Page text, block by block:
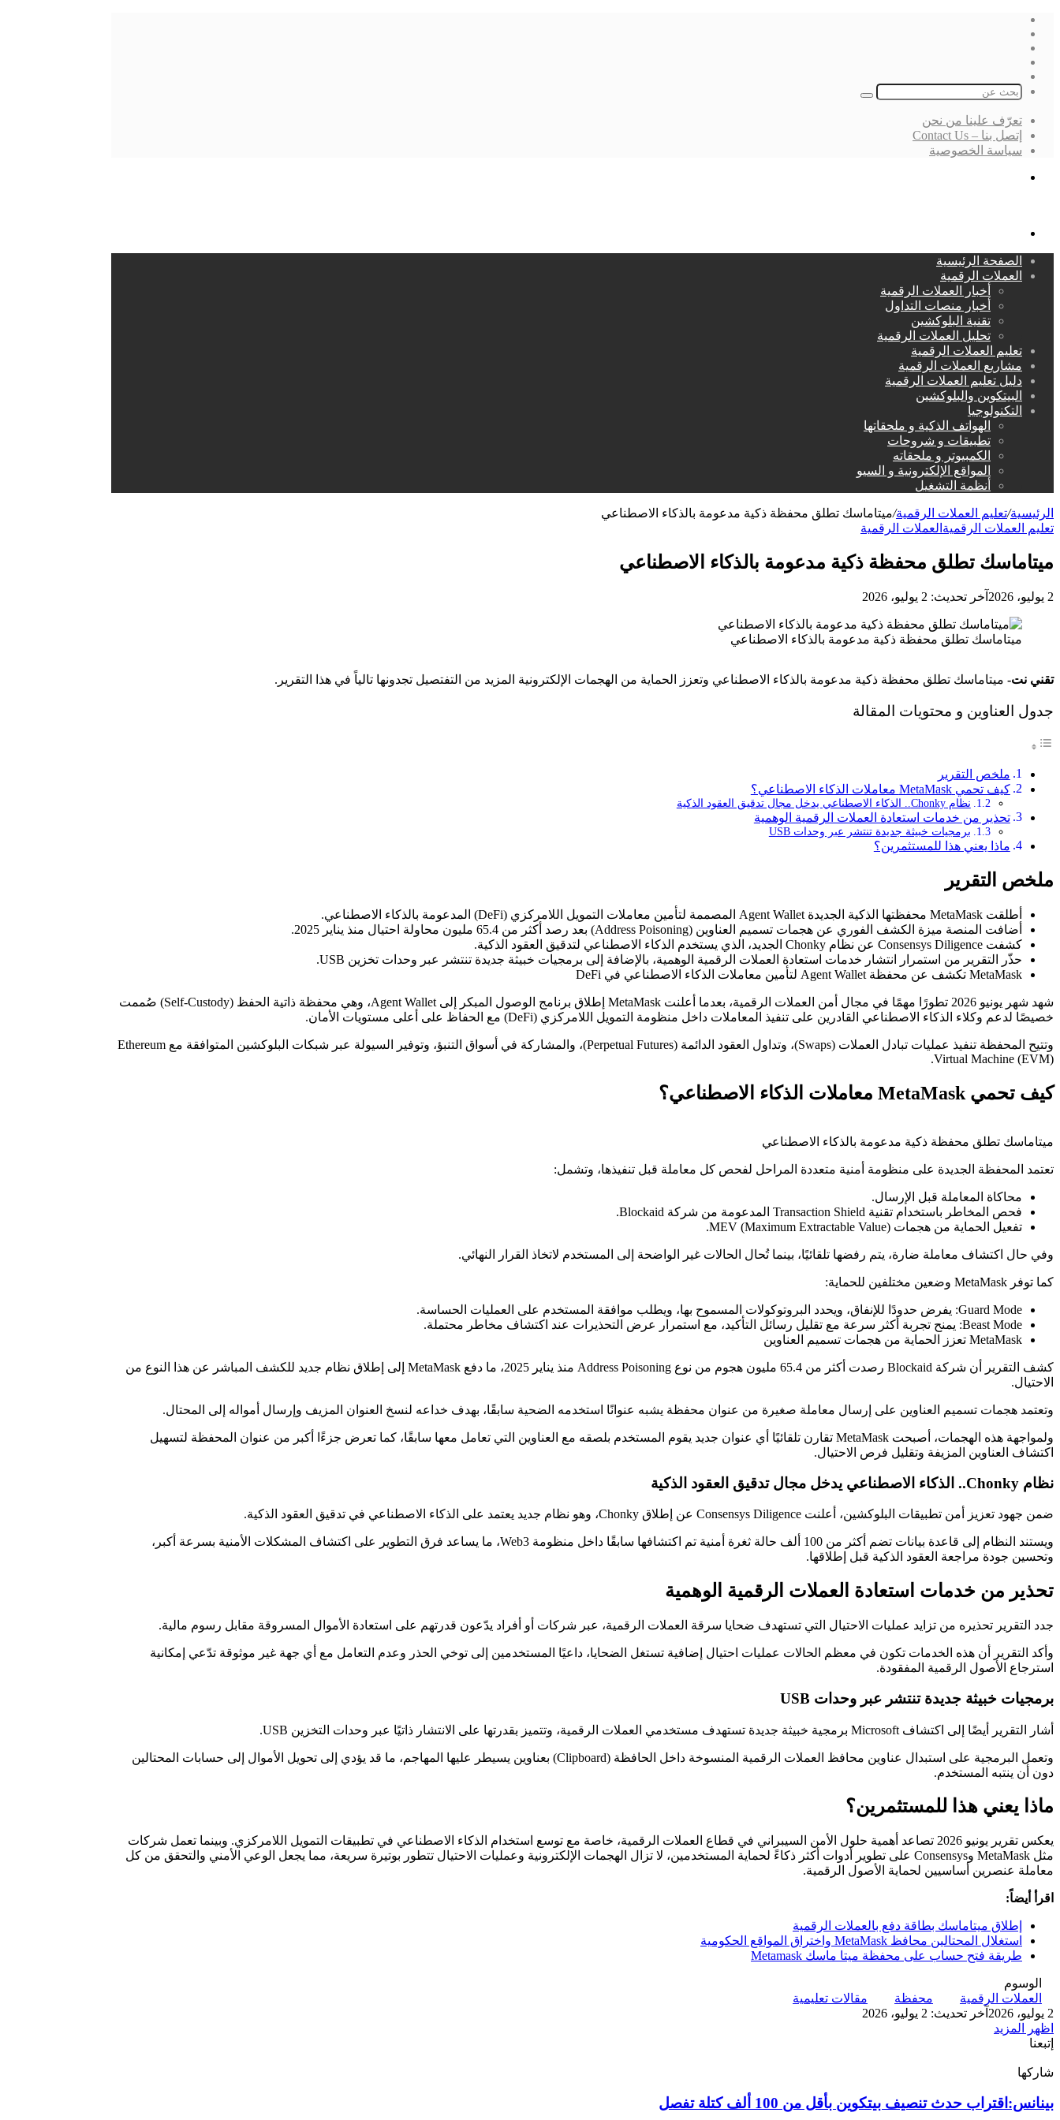
بحث
تعرّف علينا من نحن
إتصل بنا – Contact Us
سياسة الخصوصية
الصفحة الرئيسية
العملات الرقمية
أخبار العملات الرقمية
أخبار منصات التداول
تقنية البلوكشين
تحليل العملات الرقمية
تعليم العملات الرقمية
مشاريع العملات الرقمية
دليل تعليم العملات الرقمية
البيتكوين والبلوكشين
التكنولوجيا
الهواتف الذكية و ملحقاتها
تطبيقات و شروحات
الكمبيوتر و ملحقاته
المواقع الإلكترونية و السيو
أنظمة التشغيل
الرئيسية/تعليم العملات الرقمية/ميتاماسك تطلق محفظة ذكية مدعومة بالذكاء الاصطناعي
تعليم العملات الرقمية العملات الرقمية
ميتاماسك تطلق محفظة ذكية مدعومة بالذكاء الاصطناعي
2 يوليو، 2026 آخر تحديث: 2 يوليو، 2026
ميتاماسك تطلق محفظة ذكية مدعومة بالذكاء الاصطناعي
تقني نت- ميتاماسك تطلق محفظة ذكية مدعومة بالذكاء الاصطناعي وتعزز الحماية من الهجمات الإلكترونية المزيد من التفتصيل تجدونها تالياً في هذا التقرير.
جدول العناوين و محتويات المقالة
ملخص التقرير
كيف تحمي MetaMask معاملات الذكاء الاصطناعي؟
نظام Chonky.. الذكاء الاصطناعي يدخل مجال تدقيق العقود الذكية
تحذير من خدمات استعادة العملات الرقمية الوهمية
برمجيات خبيثة جديدة تنتشر عبر وحدات USB
ماذا يعني هذا للمستثمرين؟
ملخص التقرير
أطلقت MetaMask محفظتها الذكية الجديدة Agent Wallet المصممة لتأمين معاملات التمويل اللامركزي (DeFi) المدعومة بالذكاء الاصطناعي.
أضافت المنصة ميزة الكشف الفوري عن هجمات تسميم العناوين (Address Poisoning) بعد رصد أكثر من 65.4 مليون محاولة احتيال منذ يناير 2025.
كشفت Consensys Diligence عن نظام Chonky الجديد، الذي يستخدم الذكاء الاصطناعي لتدقيق العقود الذكية.
حذّر التقرير من استمرار انتشار خدمات استعادة العملات الرقمية الوهمية، بالإضافة إلى برمجيات خبيثة جديدة تنتشر عبر وحدات تخزين USB.
MetaMask تكشف عن محفظة Agent Wallet لتأمين معاملات الذكاء الاصطناعي في DeFi
شهد شهر يونيو 2026 تطورًا مهمًا في مجال أمن العملات الرقمية، بعدما أعلنت MetaMask إطلاق برنامج الوصول المبكر إلى Agent Wallet، وهي محفظة ذاتية الحفظ (Self-Custody) صُممت
خصيصًا لدعم وكلاء الذكاء الاصطناعي القادرين على تنفيذ المعاملات داخل منظومة التمويل اللامركزي (DeFi) مع الحفاظ على أعلى مستويات الأمان.
وتتيح المحفظة تنفيذ عمليات تبادل العملات (Swaps)، وتداول العقود الدائمة (Perpetual Futures)، والمشاركة في أسواق التنبؤ، وتوفير السيولة عبر شبكات البلوكشين المتوافقة مع Ethereum
Virtual Machine (EVM).
كيف تحمي MetaMask معاملات الذكاء الاصطناعي؟
ميتاماسك تطلق محفظة ذكية مدعومة بالذكاء الاصطناعي
تعتمد المحفظة الجديدة على منظومة أمنية متعددة المراحل لفحص كل معاملة قبل تنفيذها، وتشمل:
محاكاة المعاملة قبل الإرسال.
فحص المخاطر باستخدام تقنية Transaction Shield المدعومة من شركة Blockaid.
تفعيل الحماية من هجمات MEV (Maximum Extractable Value).
وفي حال اكتشاف معاملة ضارة، يتم رفضها تلقائيًا، بينما تُحال الحالات غير الواضحة إلى المستخدم لاتخاذ القرار النهائي.
كما توفر MetaMask وضعين مختلفين للحماية:
Guard Mode: يفرض حدودًا للإنفاق، ويحدد البروتوكولات المسموح بها، ويطلب موافقة المستخدم على العمليات الحساسة.
Beast Mode: يمنح تجربة أكثر سرعة مع تقليل رسائل التأكيد، مع استمرار عرض التحذيرات عند اكتشاف مخاطر محتملة.
MetaMask تعزز الحماية من هجمات تسميم العناوين
كشف التقرير أن شركة Blockaid رصدت أكثر من 65.4 مليون هجوم من نوع Address Poisoning منذ يناير 2025، ما دفع MetaMask إلى إطلاق نظام جديد للكشف المباشر عن هذا النوع من
الاحتيال.
وتعتمد هجمات تسميم العناوين على إرسال معاملة صغيرة من عنوان محفظة يشبه عنوانًا استخدمه الضحية سابقًا، بهدف خداعه لنسخ العنوان المزيف وإرسال أمواله إلى المحتال.
ولمواجهة هذه الهجمات، أصبحت MetaMask تقارن تلقائيًا أي عنوان جديد يقوم المستخدم بلصقه مع العناوين التي تعامل معها سابقًا، كما تعرض جزءًا أكبر من عنوان المحفظة لتسهيل
اكتشاف العناوين المزيفة وتقليل فرص الاحتيال.
نظام Chonky.. الذكاء الاصطناعي يدخل مجال تدقيق العقود الذكية
ضمن جهود تعزيز أمن تطبيقات البلوكشين، أعلنت Consensys Diligence عن إطلاق Chonky، وهو نظام جديد يعتمد على الذكاء الاصطناعي في تدقيق العقود الذكية.
ويستند النظام إلى قاعدة بيانات تضم أكثر من 100 ألف حالة ثغرة أمنية تم اكتشافها سابقًا داخل منظومة Web3، ما يساعد فرق التطوير على اكتشاف المشكلات الأمنية بسرعة أكبر،
وتحسين جودة مراجعة العقود الذكية قبل إطلاقها.
تحذير من خدمات استعادة العملات الرقمية الوهمية
جدد التقرير تحذيره من تزايد عمليات الاحتيال التي تستهدف ضحايا سرقة العملات الرقمية، عبر شركات أو أفراد يدّعون قدرتهم على استعادة الأموال المسروقة مقابل رسوم مالية.
وأكد التقرير أن هذه الخدمات تكون في معظم الحالات عمليات احتيال إضافية تستغل الضحايا، داعيًا المستخدمين إلى توخي الحذر وعدم التعامل مع أي جهة غير موثوقة تدّعي إمكانية
استرجاع الأصول الرقمية المفقودة.
برمجيات خبيثة جديدة تنتشر عبر وحدات USB
أشار التقرير أيضًا إلى اكتشاف Microsoft برمجية خبيثة جديدة تستهدف مستخدمي العملات الرقمية، وتتميز بقدرتها على الانتشار ذاتيًا عبر وحدات التخزين USB.
وتعمل البرمجية على استبدال عناوين محافظ العملات الرقمية المنسوخة داخل الحافظة (Clipboard) بعناوين يسيطر عليها المهاجم، ما قد يؤدي إلى تحويل الأموال إلى حسابات المحتالين
دون أن ينتبه المستخدم.
ماذا يعني هذا للمستثمرين؟
يعكس تقرير يونيو 2026 تصاعد أهمية حلول الأمن السيبراني في قطاع العملات الرقمية، خاصة مع توسع استخدام الذكاء الاصطناعي في تطبيقات التمويل اللامركزي. وبينما تعمل شركات
مثل MetaMask وConsensys على تطوير أدوات أكثر ذكاءً لحماية المستخدمين، لا تزال الهجمات الإلكترونية وعمليات الاحتيال تتطور بوتيرة سريعة، مما يجعل الوعي الأمني والتحقق من كل
معاملة عنصرين أساسيين لحماية الأصول الرقمية.
اقرأ أيضاً:
إطلاق ميتاماسك بطاقة دفع بالعملات الرقمية
استغلال المحتالين محافظ MetaMask واختراق المواقع الحكومية
طريقة فتح حساب على محفظة ميتا ماسك Metamask
الوسوم
العملات الرقمية
محفظة
مقالات تعليمية
2 يوليو، 2026
آخر تحديث: 2 يوليو، 2026
اظهر المزيد
إتبعنا
شاركها
بينانس:اقتراب
بينانس:اقتراب حدث تنصيف بيتكوين بأقل من 100 ألف كتلة تفصل